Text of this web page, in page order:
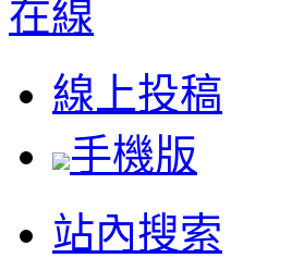
線上投稿
手機版
站內搜索